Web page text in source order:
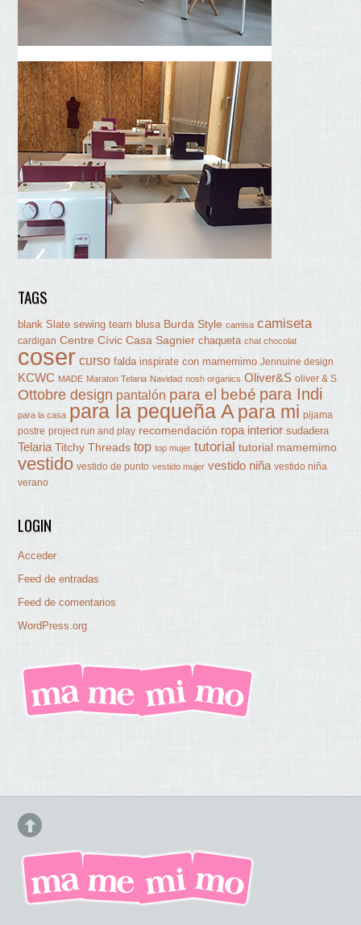
TAGS
blank Slate sewing team blusa Burda Style camisa camiseta
cardigan Centre Cívic Casa Sagnier chaqueta chat chocolat
coser curso falda inspirate con mamemimo Jennuine design
KCWC MADE Maraton Telaria Navidad nosh organics Oliver&S oliver & S
Ottobre design pantalón para el bebé para Indi
para la casa para la pequeña A para mi pijama
postre project run and play recomendación ropa interior sudadera
Telaria Titchy Threads top top mujer tutorial tutorial mamemimo
vestido vestido de punto vestido mujer vestido niña vestido niña
verano
LOGIN
Acceder
Feed de entradas
Feed de comentarios
WordPress.org